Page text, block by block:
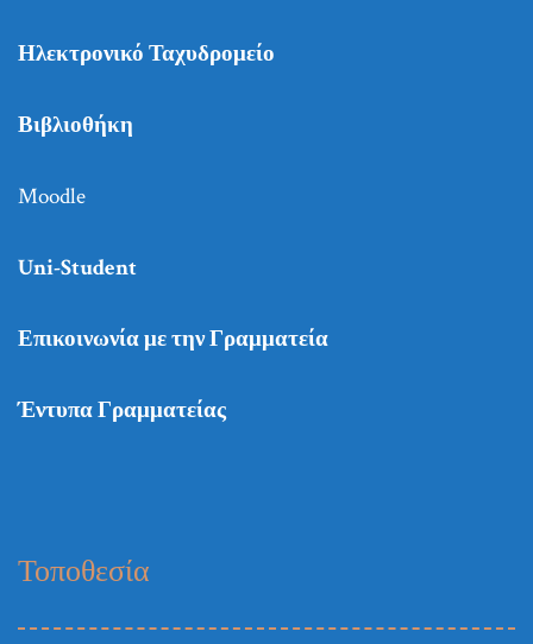
Ηλεκτρονικό Ταχυδρομείο
Βιβλιοθήκη
Moodle
Uni-Student
Επικοινωνία με την Γραμματεία
Έντυπα Γραμματείας
Τοποθεσία